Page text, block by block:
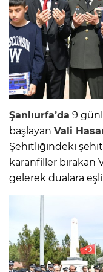
Şanlıurfa’da 9
başlayan Vali
Şehitliğindeki
karanfiller bırakan
gelerek dualara